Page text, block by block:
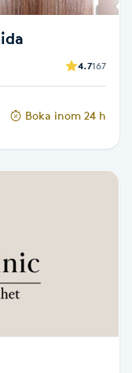
4.7167
Boka inom 24 h